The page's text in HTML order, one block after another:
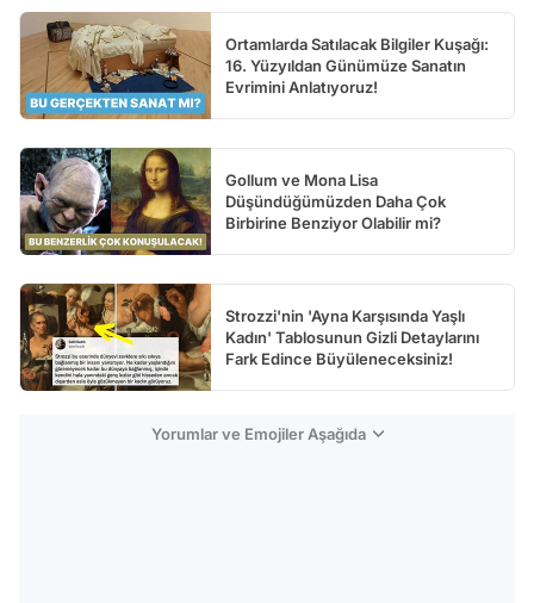
Ortamlarda Satılacak Bilgiler Kuşağı:
16. Yüzyıldan Günümüze Sanatın
Evrimini Anlatıyoruz!
Gollum ve Mona Lisa
Düşündüğümüzden Daha Çok
Birbirine Benziyor Olabilir mi?
Strozzi'nin 'Ayna Karşısında Yaşlı
Kadın' Tablosunun Gizli Detaylarını
Fark Edince Büyüleneceksiniz!
Yorumlar ve Emojiler Aşağıda